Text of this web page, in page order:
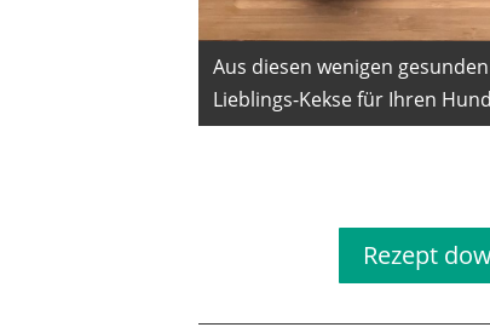
Aus diesen wenigen
Lieblings-Kekse für Ihren
Rezept